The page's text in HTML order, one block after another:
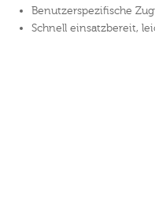
Benutzerspezifische
Schnell einsatzbereit,